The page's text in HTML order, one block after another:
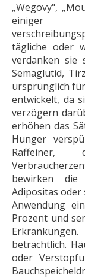
„Wegovy",
einiger
tägliche oder
verdanken sie
Semaglutid,
ursprünglich
entwickelt, da
verzögern
erhöhen das
Hunger
Raffeiner,
bewirken
Adipositas
Anwendung
Prozent und
beträchtlich.
oder